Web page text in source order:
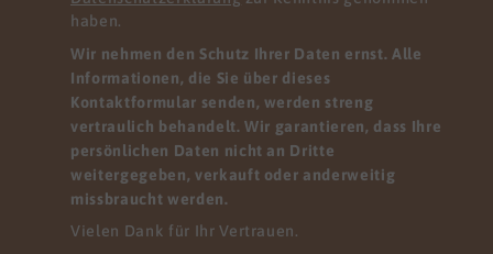
haben.
Wir nehmen den Schutz Ihrer Daten ernst. Alle
Informationen, die Sie über dieses
Kontaktformular senden, werden streng
vertraulich behandelt. Wir garantieren, dass Ihre
persönlichen Daten nicht an Dritte
weitergegeben, verkauft oder anderweitig
missbraucht werden.
Vielen Dank für Ihr Vertrauen.